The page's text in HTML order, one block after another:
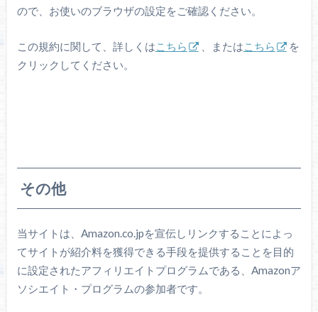
ので、お使いのブラウザの設定をご確認ください。
この規約に関して、詳しくはこちら 、またはこちら
を
クリックしてください。
その他
当サイトは、Amazon.co.jpを宣伝しリンクすることによっ
てサイトが紹介料を獲得できる手段を提供することを目的
に設定されたアフィリエイトプログラムである、Amazonア
ソシエイト・プログラムの参加者です。